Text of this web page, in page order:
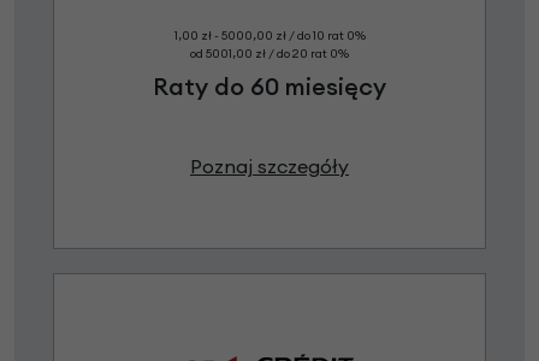
1,00 zł - 5000,00 zł / do 10 rat 0%
od 5001,00 zł / do 20 rat 0%
Raty do 60 miesięcy
Poznaj szczegóły